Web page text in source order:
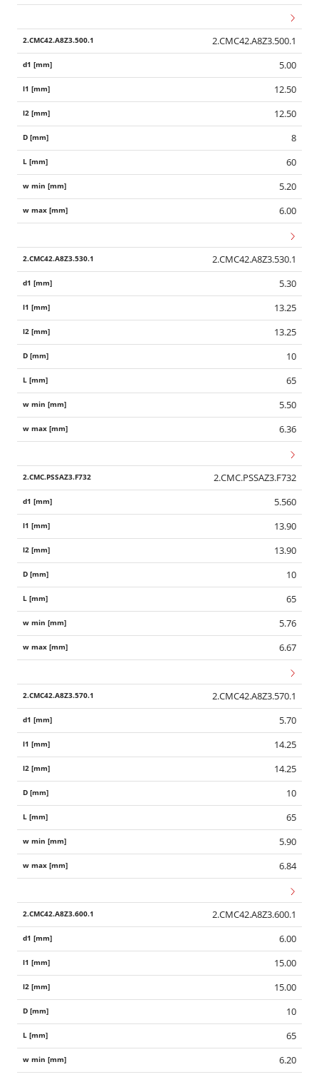
2.CMC42.A8Z3.500.1
5.00
12.50
12.50
8
60
5.20
6.00
2.CMC42.A8Z3.530.1
5.30
13.25
13.25
10
65
5.50
6.36
2.CMC.PSSAZ3.F732
5.560
13.90
13.90
10
65
5.76
6.67
2.CMC42.A8Z3.570.1
5.70
14.25
14.25
10
65
5.90
6.84
2.CMC42.A8Z3.600.1
6.00
15.00
15.00
10
65
6.20